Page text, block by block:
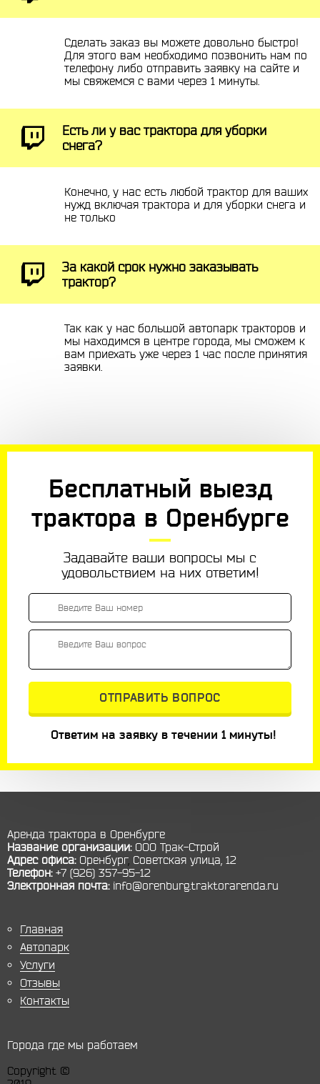
Сделать заказ вы можете довольно быстро!
Для этого вам необходимо позвонить нам по
телефону либо отправить заявку на сайте и
мы свяжемся с вами через 1 минуты.
Есть ли у вас трактора для уборки
снега?
Конечно, у нас есть любой трактор для ваших
нужд включая трактора и для уборки снега и
не только
За какой срок нужно заказывать
трактор?
Так как у нас большой автопарк тракторов и
мы находимся в центре города, мы сможем к
вам приехать уже через 1 час после принятия
заявки.
Бесплатный выезд
трактора в Оренбурге
Задавайте ваши вопросы мы с
удовольствием на них ответим!
Ответим на заявку в течении 1 минуты!
Аренда трактора в Оренбурге
Название организации: ООО Трак-Строй
Адрес офиса: Оренбург, Советская улица, 12
Телефон: +7 (926) 357-95-12
Электронная почта: info@orenburg.traktorarenda.ru
Главная
Автопарк
Услуги
Отзывы
Контакты
Города где мы работаем
Copyright ©